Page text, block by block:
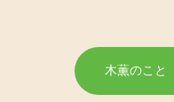
木薫のこと